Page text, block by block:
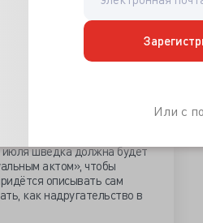
Или с
от сексуальных
чрезмерно
социальной
отличный повод
Опять же в старости
и «развязывать» руки.
парламентом
июля шведка должна будет
актом», чтобы
описывать сам
как надругательство в